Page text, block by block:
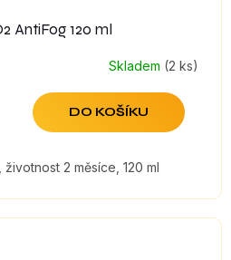
AntiFog 120 ml
Skladem (2 ks)
DO KOŠÍKU
2 měsíce, 120 ml